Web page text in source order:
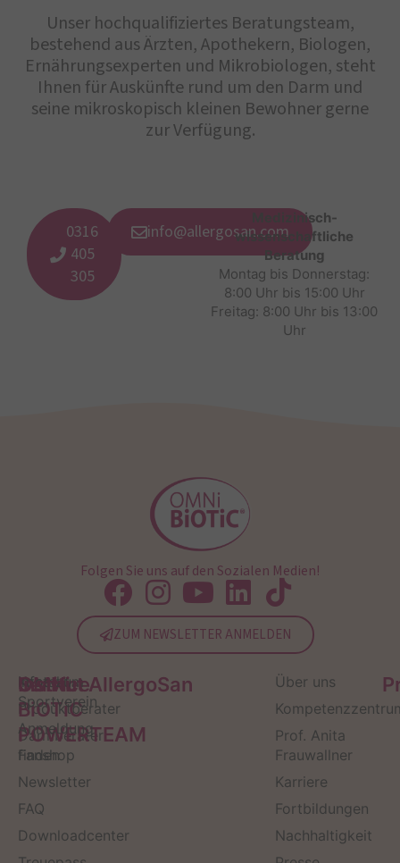
Unser hochqualifiziertes Beratungsteam,
bestehend aus Ärzten, Apothekern, Biologen,
Ernährungsexperten und Mikrobiologen, steht
Ihnen für Auskünfte rund um den Darm und
seine mikroskopisch kleinen Bewohner gerne
zur Verfügung.
0316
405
305
info@allergosan.com
Medizinisch-
wissenschaftliche
Beratung
Montag bis Donnerstag:
8:00 Uhr bis 15:00 Uhr
Freitag: 8:00 Uhr bis 13:00
Uhr
Folgen Sie uns auf den Sozialen Medien!
ZUM NEWSLETTER ANMELDEN
Service
Kontakt
Produktberater
Darmberater
finden
Newsletter
FAQ
Downloadcenter
OMNi-
BiOTiC
POWERTEAM
Infos zum
Sportverein
Anmeldung
Fanshop
Institut AllergoSan
Über uns
Prof. Anita
Frauwallner
Karriere
Fortbildungen
Nachhaltigkeit